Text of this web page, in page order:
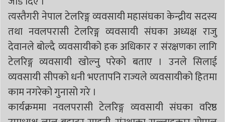
त्यस्तैगरी नेपाल टेलरिङ्ग व्यवसायी महासंघका केन्द्रीय सदस्य
तथा नवलपरासी टेलरिङ्ग व्यवसायी संघका अध्यक्ष राजु
देवानले बोल्दै व्यवसायीको हक अधिकार र संरक्षणका लागि
टेलरिङ्ग व्यवसायी खोल्नु परेको बताए । उनले सिलाई
व्यवसायी सीपको धनी भएतापनि राज्यले व्यवसायीको हितमा
काम नगरेको गुनासो गरे ।
कार्यक्रममा नवलपरासी टेलरिङ्ग व्यवसायी संघका वरिष्ठ